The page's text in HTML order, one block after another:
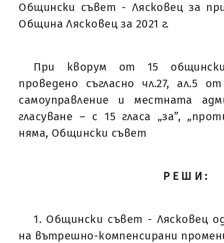
Общински съвет - Лясковец за
Община Лясковец за 2021 г.
При кворум от 15
проведено съгласно чл.27, ал.5
самоуправление и местната
гласуване – с 15 гласа „за”,
няма, Общински съвет
РЕШИ:
1. Общински съвет - Лясковец
на вътрешно-компенсирани